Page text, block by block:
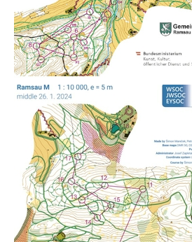
Night & Day 2010/2011
Night 2009/2010
Day 2009/2010
Night 2008/2009
Day 2008/2009
2007/2008
2006/2007
ANDRE/UTGÅTTE ARRANGEMENTER
Unionsmatchen